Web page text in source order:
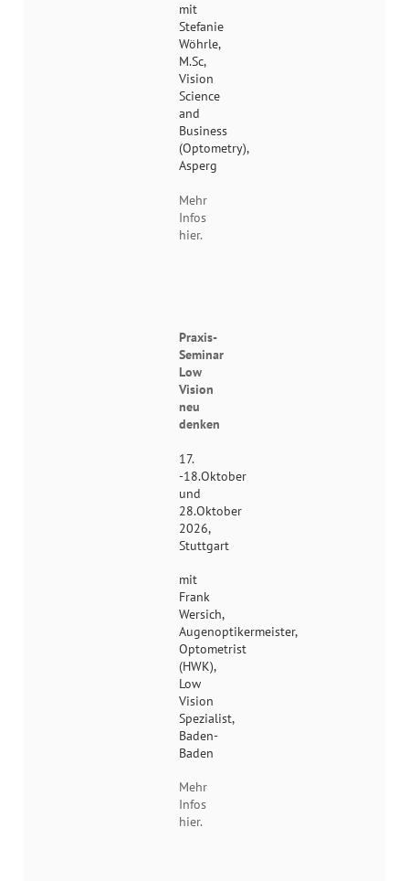
mit
Stefanie
Wöhrle,
M.Sc,
Vision
Science
and
Business
(Optometry),
Asperg
Mehr
Infos
hier.
Praxis-
Seminar
Low
Vision
neu
denken
17.
-18.Oktober
und
28.Oktober
2026,
Stuttgart
mit
Frank
Wersich,
Augenoptikermeister,
Optometrist
(HWK),
Low
Vision
Spezialist,
Baden-
Baden
Mehr
Infos
hier.